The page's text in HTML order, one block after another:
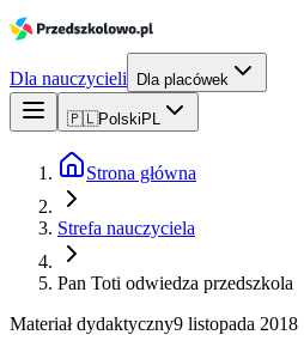
Dla nauczycieli Dla placówek
🇵🇱Polski PL
Strona główna
Strefa nauczyciela
Pan Toti odwiedza przedszkola
Materiał dydaktyczny9 listopada 2018